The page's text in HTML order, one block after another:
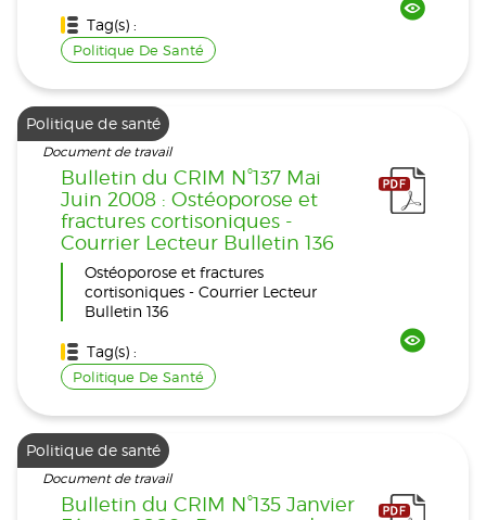
Tag(s) :
Politique De Santé
Politique de santé
Document de travail
Bulletin du CRIM N°137 Mai
Juin 2008 : Ostéoporose et
fractures cortisoniques -
Courrier Lecteur Bulletin 136
Ostéoporose et fractures
cortisoniques - Courrier Lecteur
Bulletin 136
Tag(s) :
Politique De Santé
Politique de santé
Document de travail
Bulletin du CRIM N°135 Janvier